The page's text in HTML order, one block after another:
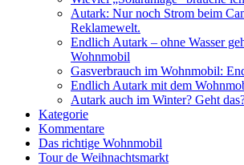
Autark: Nur noch Strom beim
Reklamewelt.
Endlich Autark – ohne Wasser
Wohnmobil
Gasverbrauch im Wohnmobil:
Endlich Autark mit dem
Autark auch im Winter? Geht
Kategorie
Kommentare
Das richtige Wohnmobil
Tour de Weihnachtsmarkt